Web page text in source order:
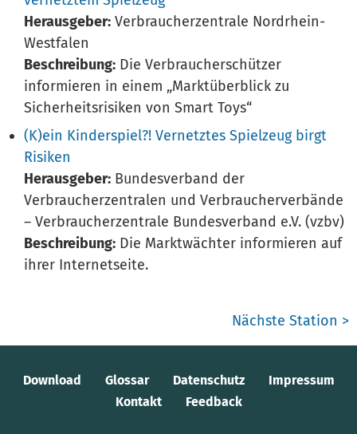
Herausgeber: Verbraucherzentrale Nordrhein-
Westfalen
Beschreibung: Die Verbraucherschützer
informieren in einem „Marktüberblick zu
Sicherheitsrisiken von Smart Toys“
(K)ein Kinderspiel?! Vernetztes Spielzeug birgt
Risiken
Herausgeber: Bundesverband der
Verbraucherzentralen und Verbraucherverbände
– Verbraucherzentrale Bundesverband e.V. (vzbv)
Beschreibung: Die Marktwächter informieren auf
ihrer Internetseite.
Nächste Station >
Download Glossar Datenschutz
Impressum
Kontakt
Feedback